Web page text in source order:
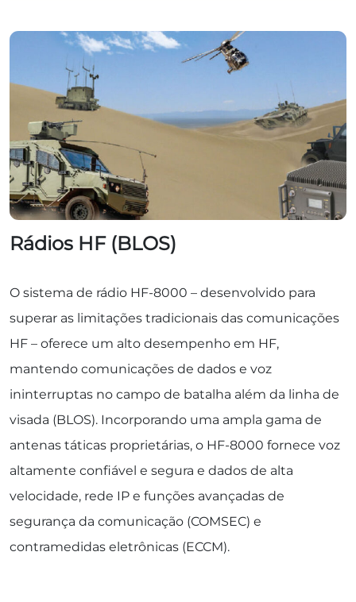
Rádios HF (BLOS)
O sistema de rádio HF-8000 – desenvolvido para
superar as limitações tradicionais das comunicações
HF – oferece um alto desempenho em HF,
mantendo comunicações de dados e voz
ininterruptas no campo de batalha além da linha de
visada (BLOS). Incorporando uma ampla gama de
antenas táticas proprietárias, o HF-8000 fornece voz
altamente confiável e segura e dados de alta
velocidade, rede IP e funções avançadas de
segurança da comunicação (COMSEC) e
contramedidas eletrônicas (ECCM).